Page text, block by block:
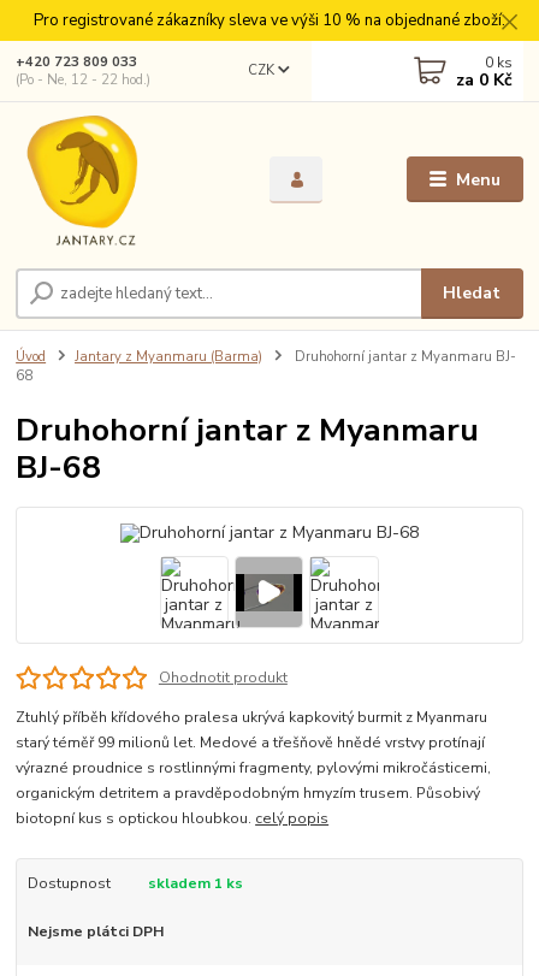
Pro registrované zákazníky sleva ve výši 10 % na objednané zboží.
Menu
CZK
Hledat
+420 723 809 033
(Po - Ne, 12 - 22 hod.)
0 ks
za 0 Kč
Úvod Jantary z Myanmaru (Barma)
Druhohorní jantar z Myanmaru BJ-
68
Druhohorní jantar z Myanmaru
BJ-68
Ohodnotit produkt
Ztuhlý příběh křídového pralesa ukrývá kapkovitý burmit z Myanmaru
starý téměř 99 milionů let. Medové a třešňově hnědé vrstvy protínají
výrazné proudnice s rostlinnými fragmenty, pylovými mikročásticemi,
organickým detritem a pravděpodobným hmyzím trusem. Působivý
biotopní kus s optickou hloubkou. celý popis
Dostupnost skladem 1 ks
Nejsme plátci DPH